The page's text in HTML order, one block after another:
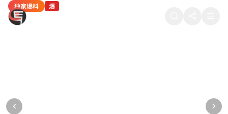
88在线吃瓜
独家爆料 爆
某顶流男星被曝深夜密会神秘女子，工作室紧
热门八卦 热
当红女星疑似隐婚生子，医院产检照片被流出
独家爆料 爆
某导演潜规则多名女演员，聊天记录被公开
热门八卦 热
热门综艺剪辑争议：某选手被淘汰的真实原因
网红八卦 新
知名网红直播间翻车，产品质量问题引众怒